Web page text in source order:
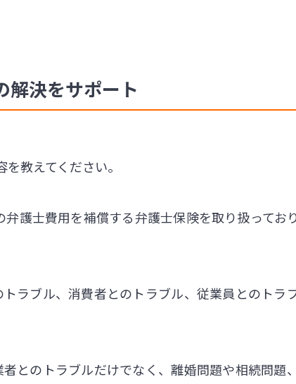
解決をサポート
教えてください。
護士費用を補償する弁護士保険を取り扱ってお
ラブル、消費者とのトラブル、従業員とのトラ
とのトラブルだけでなく、離婚問題や相続問題